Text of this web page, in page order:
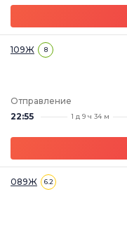
109Ж 8
Отправление
22:55
1 д 9 ч 34 м
089Ж 6.2